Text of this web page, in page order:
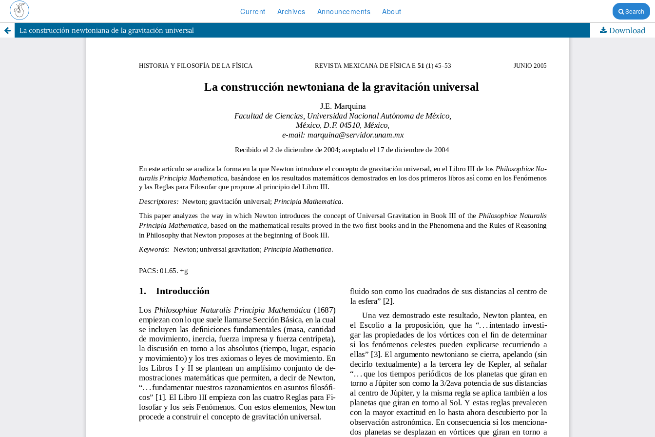
Current Archives Announcements About Search
La construcción newtoniana de la gravitación universal Download